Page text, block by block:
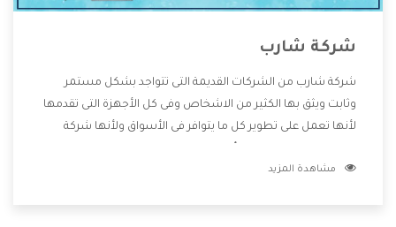
شركة شارب
شركة شارب من الشركات القديمة التى تتواجد بشكل مستمر
وثابت ويثق بها الكثير من الاشخاص وفى كل الأجهزة التى تقدمها
لأنها تعمل على تطوير كل ما يتوافر فى الأسواق ولأنها شركة
وتقدم للعملاء أقوى العروض والخصومات التى تسهل على
مشاهدة المزيد